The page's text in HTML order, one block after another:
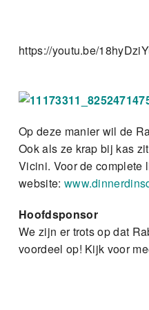
https://youtu.be/
Op deze manier wil de
Ook als ze krap bij kas
Vicini. Voor de complete
website:
Hoofdsponsor
We zijn er trots op dat
voordeel op! Kijk voor